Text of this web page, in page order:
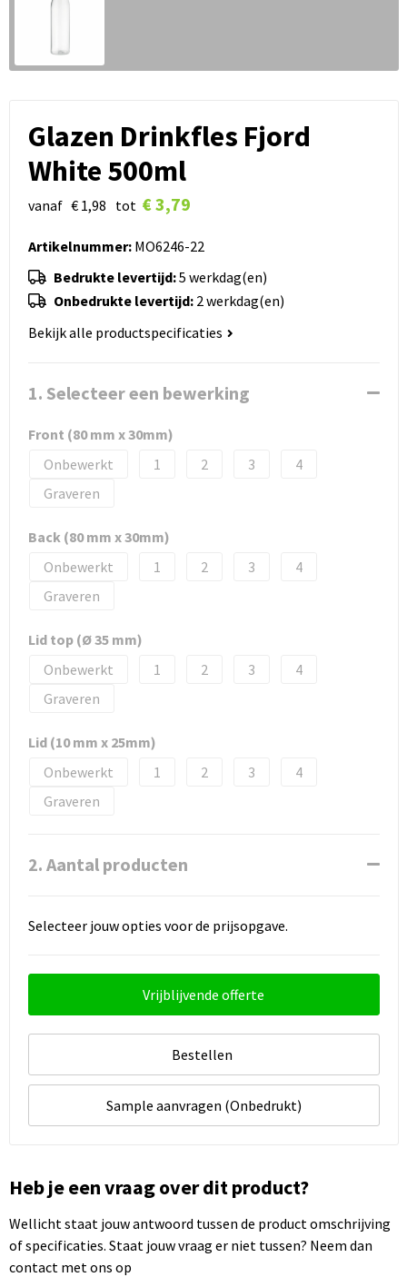
Glazen Drinkfles Fjord
White 500ml
vanaf € 1,98 tot € 3,79
Artikelnummer:MO6246-22
Bedrukte levertijd:5 werkdag(en)
Onbedrukte levertijd: 2 werkdag(en)
Bekijk alle productspecificaties
1. Selecteer een bewerking
Front (80 mm x 30mm)
Onbewerkt
1 2 3
4
Graveren
Back (80 mm x 30mm)
Onbewerkt
1 2 3
4
Graveren
Lid top (Ø 35 mm)
Onbewerkt
1 2 3
4
Graveren
Lid (10 mm x 25mm)
Onbewerkt
1 2 3
4
Graveren
2. Aantal producten
Selecteer jouw opties voor de prijsopgave.
Vrijblijvende offerte
Bestellen
Sample aanvragen (Onbedrukt)
Heb je een vraag over dit product?
Wellicht staat jouw antwoord tussen de product omschrijving
of specificaties. Staat jouw vraag er niet tussen? Neem dan
contact met ons op